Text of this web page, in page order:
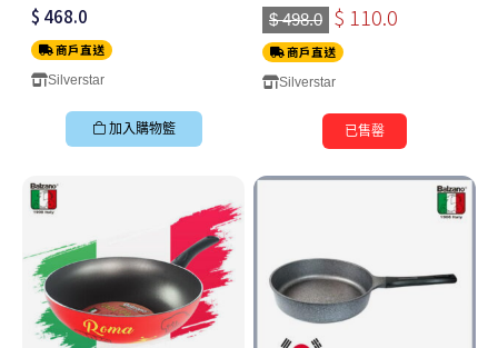
$ 468.0
商戶直送
Silverstar
加入購物籃
$ 498.0 $ 110.0
商戶直送
Silverstar
已售罄